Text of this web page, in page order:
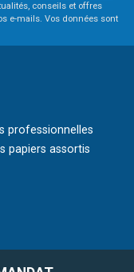
conseils et offres
e-mails. Vos données sont
professionnelles
papiers assortis